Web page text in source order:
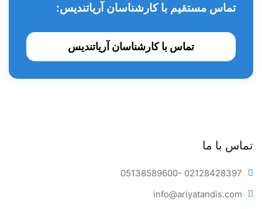
تماس مستقیم با کارشناسان آریاتندیس:
تماس با کارشناسان آریاتندیس
تماس با ما
05138589600- 02128428397
info@ariyatandis.com